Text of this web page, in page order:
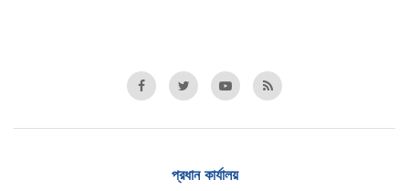
প্রধান কার্যালয়